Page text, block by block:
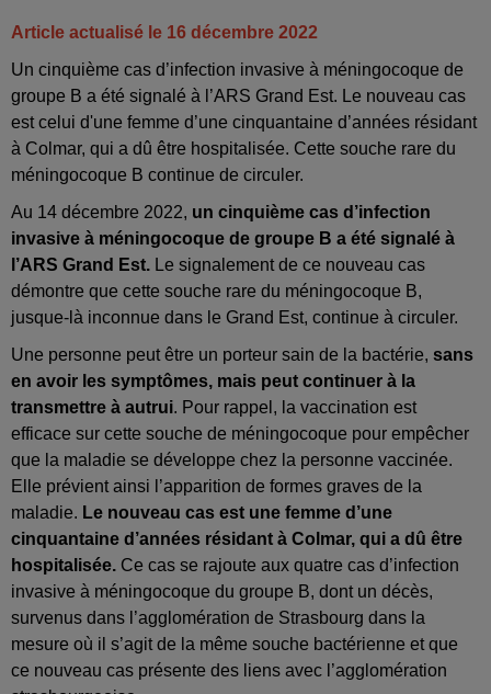
Article actualisé le 16 décembre 2022
Un cinquième cas d’infection invasive à méningocoque de
groupe B a été signalé à l’ARS Grand Est. Le nouveau cas
est celui d'une femme d’une cinquantaine d’années résidant
à Colmar, qui a dû être hospitalisée. Cette souche rare du
méningocoque B continue de circuler.
Au 14 décembre 2022, un cinquième cas d’infection
invasive à méningocoque de groupe B a été signalé à
l’ARS Grand Est. Le signalement de ce nouveau cas
démontre que cette souche rare du méningocoque B,
jusque-là inconnue dans le Grand Est, continue à circuler.
Une personne peut être un porteur sain de la bactérie, sans
en avoir les symptômes, mais peut continuer à la
transmettre à autrui. Pour rappel, la vaccination est
efficace sur cette souche de méningocoque pour empêcher
que la maladie se développe chez la personne vaccinée.
Elle prévient ainsi l’apparition de formes graves de la
maladie. Le nouveau cas est une femme d’une
cinquantaine d’années résidant à Colmar, qui a dû être
hospitalisée. Ce cas se rajoute aux quatre cas d’infection
invasive à méningocoque du groupe B, dont un décès,
survenus dans l’agglomération de Strasbourg dans la
mesure où il s’agit de la même souche bactérienne et que
ce nouveau cas présente des liens avec l’agglomération